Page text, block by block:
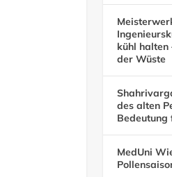
kühl halten
der Wüste
des alten
Bedeutung
MedUni